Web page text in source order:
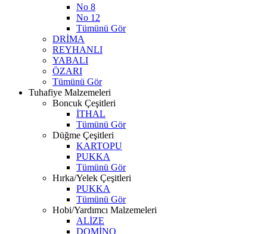
No 8
No 12
Tümünü Gör
DRİMA
REYHANLI
YABALI
ÖZARI
Tümünü Gör
Tuhafiye Malzemeleri
Boncuk Çeşitleri
İTHAL
Tümünü Gör
Düğme Çeşitleri
KARTOPU
PUKKA
Tümünü Gör
Hırka/Yelek Çeşitleri
PUKKA
Tümünü Gör
Hobi/Yardımcı Malzemeleri
ALİZE
DOMİNO